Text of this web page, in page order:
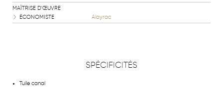
MAÎTRISE D'ŒUVRE
ÉCONOMISTE
Alayrac
SPÉCIFICITÉS
Tuile canal